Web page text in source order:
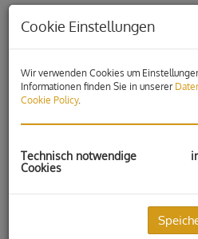
Standort für Ihr Unternehmen!
Die verfügbaren Büroflächen
Cookie Einstellungen
Wir verwenden Cookies um
Informationen finden Sie in unserer
Cookie Policy.
Technisch notwendige
Cookies